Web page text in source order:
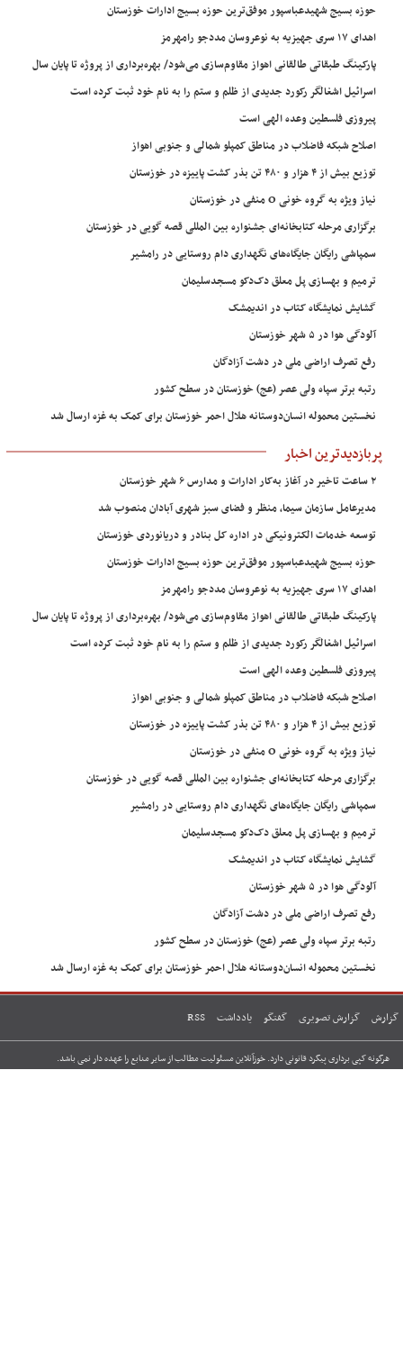
حوزه بسیج شهیدعباسپور موفق‌ترین حوزه بسیج ادارات خوزستان
پارکینگ طبقاتی طالقانی اهواز مقاوم‌سازی می‌شود/ بهره‌برداری از پروژه تا پایان سال
اسرائیل اشغالگر رکورد جدیدی از ظلم و ستم را به نام خود ثبت کرده است
پیروزی فلسطین وعده الهی است
اصلاح شبکه فاضلاب در مناطق کمپلو شمالی و جنوبی اهواز
توزیع بیش از ۴ هزار و ۴۸۰ تن بذر کشت پاییزه در خوزستان
نیاز ویژه به گروه خونی O منفی در خوزستان
برگزاری مرحله کتابخانه‌ای جشنواره بین المللی قصه گویی در خوزستان
سمپاشی رایگان جایگاه‌های نگهداری دام روستایی در رامشیر
ترمیم و بهسازی پل معلق دک‌دکو مسجدسلیمان
گشایش نمایشگاه کتاب در اندیمشک
آلودگی هوا در ۵ شهر خوزستان
رفع تصرف اراضی ملی در دشت آزادگان
رتبه برتر سپاه ولی عصر (عج) خوزستان در سطح کشور
نخستین محموله انسان‌دوستانه هلال احمر خوزستان برای کمک به غزه ارسال شد
اخبار
مدیرعامل سازمان سیما، منظر و فضای سبز شهری آبادان منصوب شد
توسعه خدمات الکترونیکی در اداره کل بنادر و دریانوردی خوزستان
حوزه بسیج شهیدعباسپور موفق‌ترین حوزه بسیج ادارات خوزستان
پارکینگ طبقاتی طالقانی اهواز مقاوم‌سازی می‌شود/ بهره‌برداری از پروژه تا پایان سال
اسرائیل اشغالگر رکورد جدیدی از ظلم و ستم را به نام خود ثبت کرده است
پیروزی فلسطین وعده الهی است
اصلاح شبکه فاضلاب در مناطق کمپلو شمالی و جنوبی اهواز
توزیع بیش از ۴ هزار و ۴۸۰ تن بذر کشت پاییزه در خوزستان
نیاز ویژه به گروه خونی O منفی در خوزستان
برگزاری مرحله کتابخانه‌ای جشنواره بین المللی قصه گویی در خوزستان
سمپاشی رایگان جایگاه‌های نگهداری دام روستایی در رامشیر
ترمیم و بهسازی پل معلق دک‌دکو مسجدسلیمان
گشایش نمایشگاه کتاب در اندیمشک
آلودگی هوا در ۵ شهر خوزستان
رفع تصرف اراضی ملی در دشت آزادگان
رتبه برتر سپاه ولی عصر (عج) خوزستان در سطح کشور
نخستین محموله انسان‌دوستانه هلال احمر خوزستان برای کمک به غزه ارسال شد
گزارش تصویری گفتگو یادداشت RSS
کپی برداری پیگرد قانونی دارد. خوزآنلاین مسئولیت مطالب از سایر منابع را عهده دار نمی باشد.